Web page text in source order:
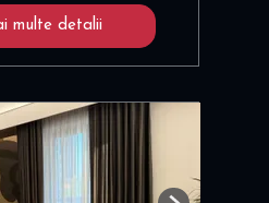
multe detalii